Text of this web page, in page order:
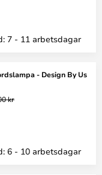
7 - 11 arbetsdagar
- Design By Us
kr
6 - 10 arbetsdagar